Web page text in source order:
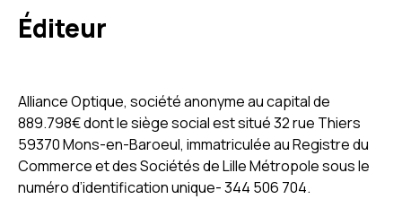
Éditeur
Alliance Optique, société anonyme au capital de
889.798€ dont le siège social est situé 32 rue Thiers
59370 Mons-en-Baroeul, immatriculée au Registre du
Commerce et des Sociétés de Lille Métropole sous le
numéro d’identification unique- 344 506 704.